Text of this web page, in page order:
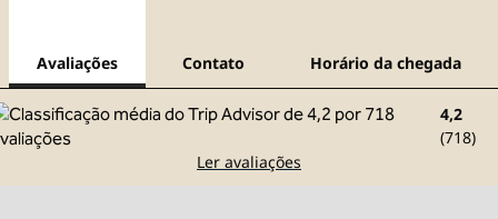
Avaliações Contato Horário da chegada
4,2
(718)
Ler avaliações